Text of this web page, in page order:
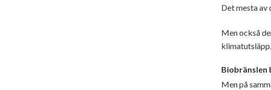
Det mesta av
Men också
Men på